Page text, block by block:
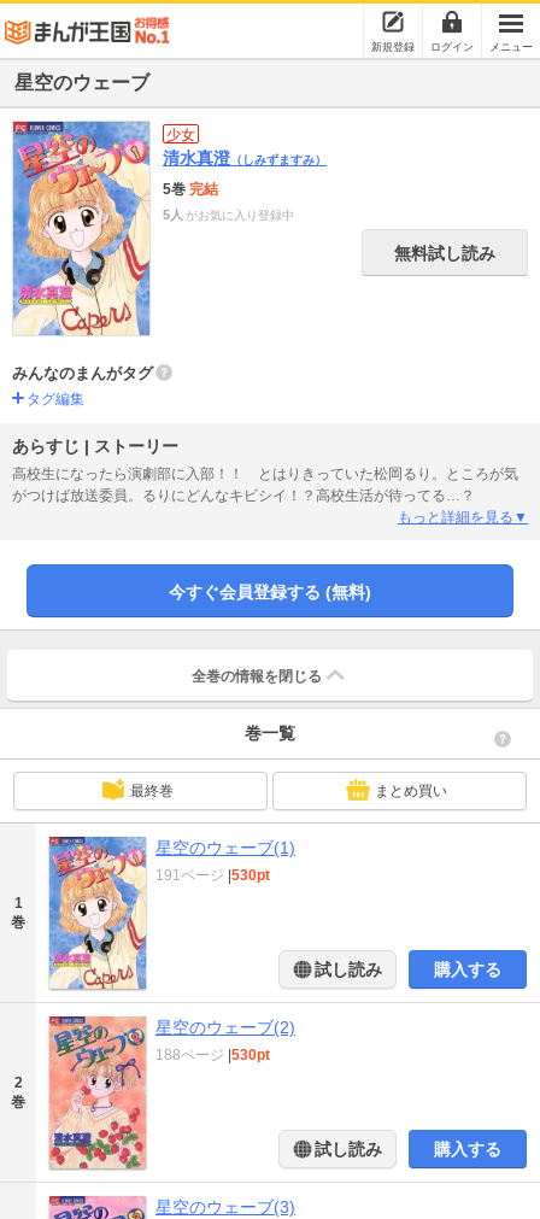
新規登録 ログイン メニュー
星空のウェーブ
少女
清水真澄 （しみずますみ）
5巻 完結
5人 がお気に入り登録中
無料試し読み
みんなのまんがタグ
タグ編集
あらすじ | ストーリー
高校生になったら演劇部に入部！！ とはりきっていた松岡るり。ところが気
がつけば放送委員。るりにどんなキビシイ！？高校生活が待ってる…？
もっと詳細を見る▼
今すぐ会員登録する (無料)
全巻の情報を 閉じる
巻一覧
最終巻 まとめ買い
1
巻
星空のウェーブ(1)
191ページ 530pt
試し読み 購入する
2
巻
星空のウェーブ(2)
188ページ 530pt
試し読み 購入する
星空のウェーブ(3)